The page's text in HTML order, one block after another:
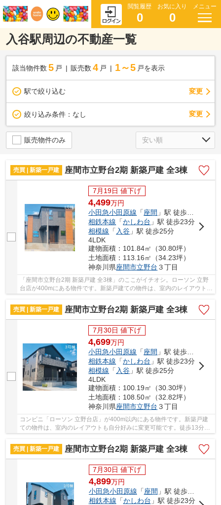
閲覧履歴
0
お気に入り
0
メニュー
入谷駅周辺の不動産一覧
該当物件数 5 戸 販売数 4 戸 1～5 戸を表示
駅で絞り込む 変更
絞り込み条件： なし 変更
販売物件のみ
売買 | 新築一戸建 座間市立野台2期 新築戸建 全3棟
7月19日 値下げ
4,499万円
小田急小田原線 「座間 」駅 徒歩13分
相鉄本線 「かしわ台 」駅 徒歩23分
相模線 「 入谷 」駅 徒歩25分
4LDK
建物面積：101.84㎡（30.80坪）
土地面積：113.16㎡（34.23坪）
神奈川県座間市立野台 ３丁目
「座間市立野台2期 新築戸建 全3棟」のここがイチオシ。ローソン 立野
台店が400mにある物件です。新築戸建ての物件は、室内のレイアウトも
売買 | 新築一戸建
座間市立野台2期 新築戸建 全3棟
7月30日 値下げ
4,699万円
小田急小田原線 「座間 」駅 徒歩13分
相鉄本線 「かしわ台 」駅 徒歩23分
相模線 「 入谷 」駅 徒歩25分
4LDK
建物面積：100.19㎡（30.30坪）
土地面積：108.50㎡（32.82坪）
神奈川県座間市立野台 ３丁目
コンビニ「ローソン 立野台店」が400m以内にある物件です。新築戸建
ての物件は、室内のレイアウトも自分好みに変更可能です。徒歩13分で
売買 | 新築一戸建
座間市立野台2期 新築戸建 全3棟
7月30日 値下げ
4,899万円
小田急小田原線 「座間 」駅 徒歩13分
相鉄本線 「かしわ台 」駅 徒歩23分